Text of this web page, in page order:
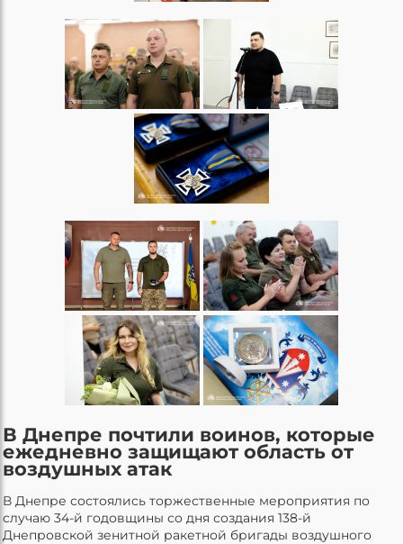
В Днепре почтили воинов, которые
ежедневно защищают область от
воздушных атак
В Днепре состоялись торжественные мероприятия по
случаю 34-й годовщины со дня создания 138-й
Днепровской зенитной ракетной бригады воздушного